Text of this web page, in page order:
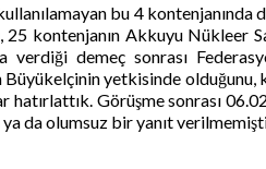
bu 4
kontenjanın Akkuyu Nükleer
demeç sonrası
Büyükelçinin yetkisinde
Görüşme sonrası
da olumsuz bir yanıt